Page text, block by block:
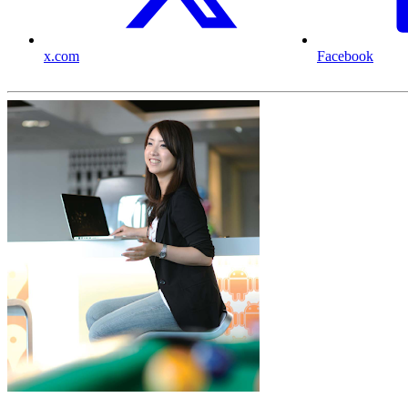
x.com Facebook